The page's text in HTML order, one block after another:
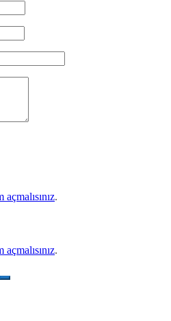
açmalısınız.
açmalısınız.